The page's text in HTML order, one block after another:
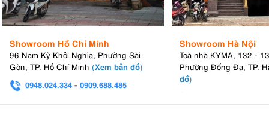
Showroom Hồ Chí Minh
96 Nam Kỳ Khởi Nghĩa, Phường Sài
Gòn, TP. Hồ Chí Minh (Xem bản đồ)
0948.024.334 - 0909.688.485
Showroom Hà Nội
Toà nhà KYMA, 132 -
Phường Đống Đa, TP.
đồ)